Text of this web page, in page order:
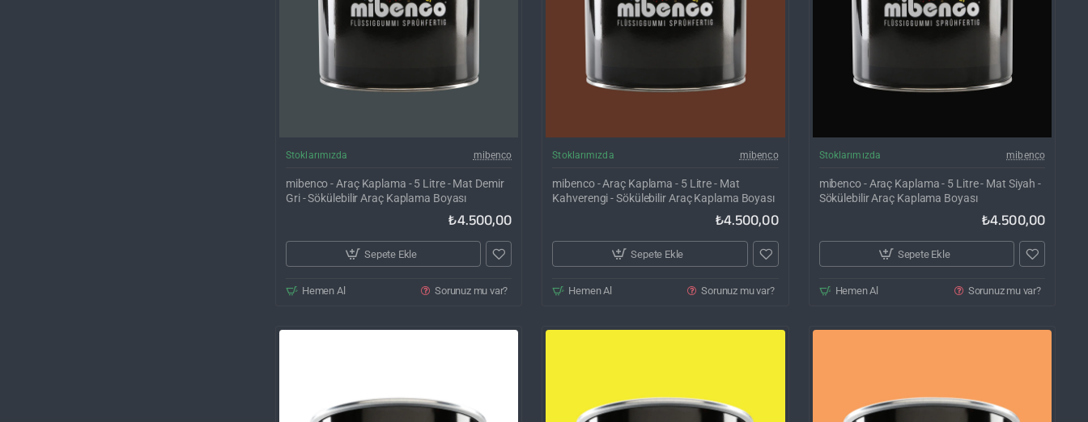
Kargo Bedava
Stoklarımızda mibenco
mibenco - Araç Kaplama - 5 Litre - Mat Demir
Gri - Sökülebilir Araç Kaplama Boyası
₺4.500,00
Sepete Ekle
Hemen Al Sorunuz mu var?
Kargo Bedava
Stoklarımızda mibenco
mibenco - Araç Kaplama - 5 Litre - Mat
Kahverengi - Sökülebilir Araç Kaplama Boyası
₺4.500,00
Sepete Ekle
Hemen Al Sorunuz mu var?
Kargo Bedava
Stoklarımızda mibenco
mibenco - Araç Kaplama - 5 Litre - Mat Siyah -
Sökülebilir Araç Kaplama Boyası
₺4.500,00
Sepete Ekle
Hemen Al Sorunuz mu var?